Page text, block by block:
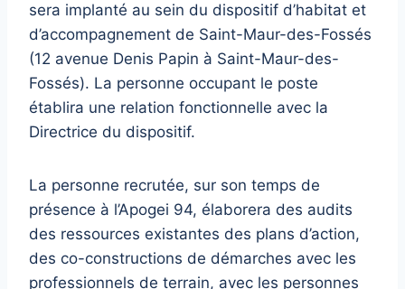
sera implanté au sein du dispositif d’habitat et
d’accompagnement de Saint-Maur-des-Fossés
(12 avenue Denis Papin à Saint-Maur-des-
Fossés). La personne occupant le poste
établira une relation fonctionnelle avec la
Directrice du dispositif.
La personne recrutée, sur son temps de
présence à l’Apogei 94, élaborera des audits
des ressources existantes des plans d’action,
des co-constructions de démarches avec les
professionnels de terrain, avec les personnes